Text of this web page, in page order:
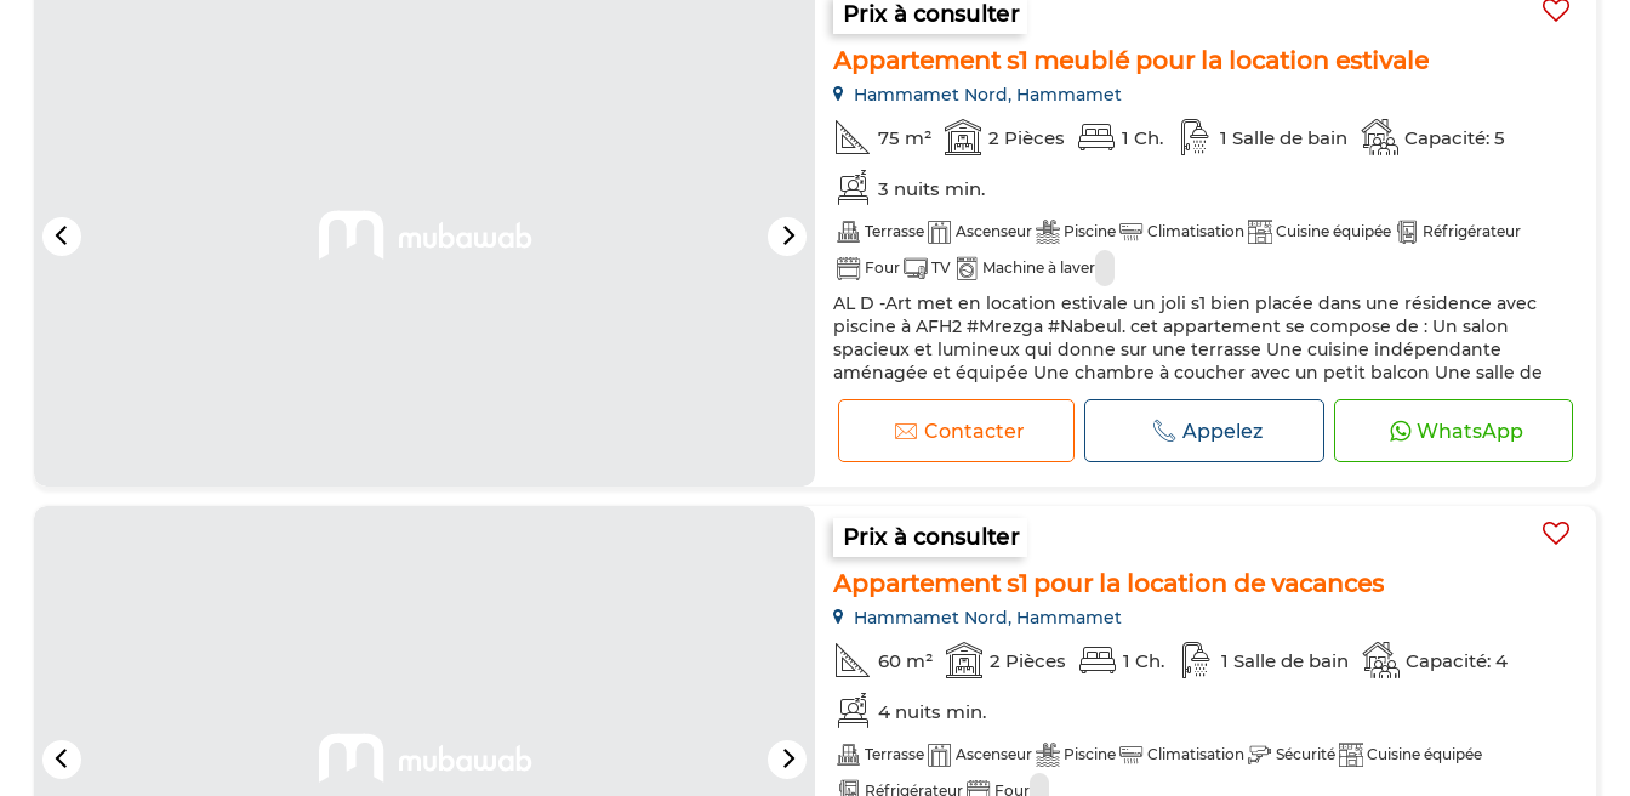
Prix à consulter
Appartement s1 meublé pour la location estivale
Hammamet Nord, Hammamet
75 m² 2 Pièces 1 Ch. 1 Salle de bain Capacité: 5
3 nuits min.
Terrasse Ascenseur Piscine Climatisation Cuisine équipée
Réfrigérateur
Four
TV Machine à laver
AL D -Art met en location estivale un joli s1 bien placée dans une résidence avec
piscine à AFH2 #Mrezga #Nabeul. cet appartement se compose de : Un salon
spacieux et lumineux qui donne sur une terrasse Une cuisine indépendante
aménagée et équipée Une chambre à coucher avec un petit balcon Une salle de
douche commune Toutes les pièces sont chauffées et climatisées pour fixer un
rendez vous vous veuillez nous contacter aux : 29 179 347 /...
Contacter Appelez WhatsApp
Prix à consulter
Appartement s1 pour la location de vacances
Hammamet Nord, Hammamet
60 m² 2 Pièces 1 Ch. 1 Salle de bain Capacité: 4
4 nuits min.
Terrasse Ascenseur Piscine Climatisation Sécurité
Cuisine équipée
Réfrigérateur
Four